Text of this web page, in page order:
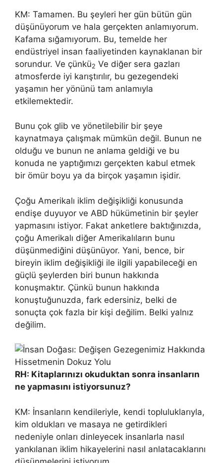
KM: Tamamen. Bu şeyleri her gün bütün gün
düşünüyorum ve hala gerçekten anlamıyorum.
Kafama sığamıyorum. Bu, temelde her
endüstriyel insan faaliyetinden kaynaklanan bir
sorundur. Ve çünkü2 Ve diğer sera gazları
atmosferde iyi karıştırılır, bu gezegendeki
yaşamın her yönünü tam anlamıyla
etkilemektedir.
Bunu çok glib ve yönetilebilir bir şeye
kaynatmaya çalışmak mümkün değil. Bunun ne
olduğu ve bunun ne anlama geldiği ve bu
konuda ne yaptığımızı gerçekten kabul etmek
bir ömür boyu ya da birçok yaşamın işidir.
Çoğu Amerikalı iklim değişikliği konusunda
endişe duyuyor ve ABD hükümetinin bir şeyler
yapmasını istiyor. Fakat anketlere baktığınızda,
çoğu Amerikalı diğer Amerikalıların bunu
düşünmediğini düşünüyor. Yani, bence, bir
bireyin iklim değişikliği ile ilgili yapabileceği en
güçlü şeylerden biri bunun hakkında
konuşmaktır. Çünkü bunun hakkında
konuştuğunuzda, fark edersiniz, belki de
sonuçta çok fazla bir kişi değilim. Belki yalnız
değilim.
RH: Kitaplarınızı okuduktan sonra insanların
ne yapmasını istiyorsunuz?
KM: İnsanların kendileriyle, kendi topluluklarıyla,
kim oldukları ve masaya ne getirdikleri
nedeniyle onları dinleyecek insanlarla nasıl
yankılanan iklim hikayelerini nasıl anlatacaklarını